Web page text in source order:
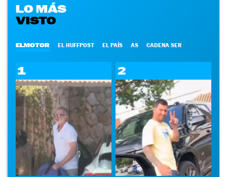
LO MÁS
VISTO
ELMOTOR EL HUFFPOST EL PAÍS AS CADENA SER
1 2